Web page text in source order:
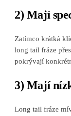
2) Mají
Zatímco krátká
long tail fráze
pokrývají
3) Mají
Long tail fráze